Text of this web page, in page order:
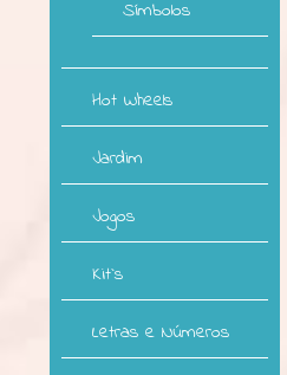
Símbolos
Hot Wheels
Jardim
Jogos
Kit`s
Letras e Números